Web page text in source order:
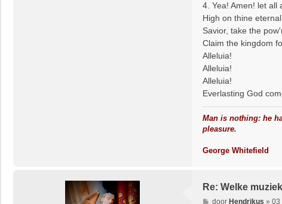
4. Yea! Amen! let all
High on thine
Savior, take the
Claim the kingdom
Alleluia!
Alleluia!
Alleluia!
Everlasting God
Man is nothing: he
pleasure.
George Whitefield
Re: Welke
Bdoor Hendrikus » 03